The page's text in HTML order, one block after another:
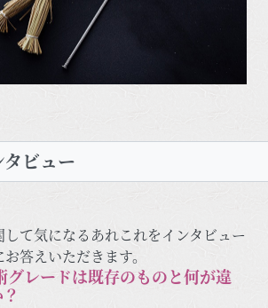
ビュー
て気になるあれこれをインタビュー
答えいただきます。
レードは既存のものと何が違